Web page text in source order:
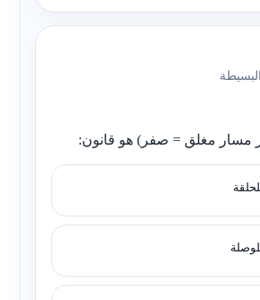
البسيطة
مسار مغلق = صفر) هو قانون: